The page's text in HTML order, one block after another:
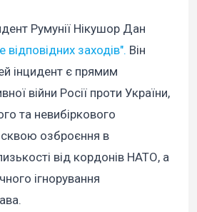
Румунії Нікушор Дан
відповідних заходів". Він
інцидент є прямим
війни Росії проти України,
та невибіркового
озброєння в
від кордонів НАТО, а
ігнорування